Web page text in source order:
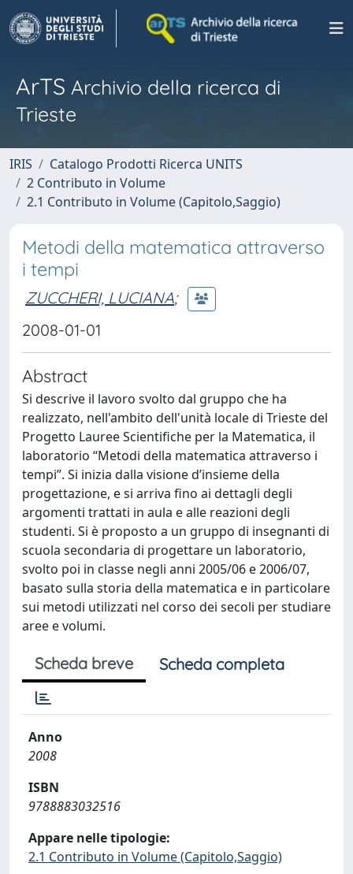
ArTS Archivio della ricerca di
Trieste
IRIS
Catalogo Prodotti Ricerca UNITS
2 Contributo in Volume
2.1 Contributo in Volume (Capitolo,Saggio)
Metodi della matematica attraverso
i tempi
ZUCCHERI, LUCIANA;
2008-01-01
Abstract
Si descrive il lavoro svolto dal gruppo che ha
realizzato, nell'ambito dell'unità locale di Trieste del
Progetto Lauree Scientifiche per la Matematica, il
laboratorio “Metodi della matematica attraverso i
tempi”. Si inizia dalla visione d’insieme della
progettazione, e si arriva fino ai dettagli degli
argomenti trattati in aula e alle reazioni degli
studenti. Si è proposto a un gruppo di insegnanti di
scuola secondaria di progettare un laboratorio,
svolto poi in classe negli anni 2005/06 e 2006/07,
basato sulla storia della matematica e in particolare
sui metodi utilizzati nel corso dei secoli per studiare
aree e volumi.
Scheda breve Scheda completa
Anno
2008
ISBN
9788883032516
Appare nelle tipologie:
2.1 Contributo in Volume (Capitolo,Saggio)